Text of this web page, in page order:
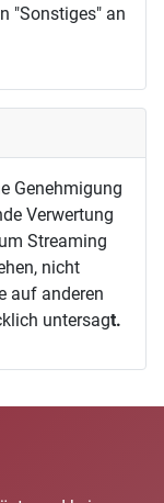
"Sonstiges" an
Genehmigung
Verwertung
Streaming
nicht
auf anderen
untersagt.